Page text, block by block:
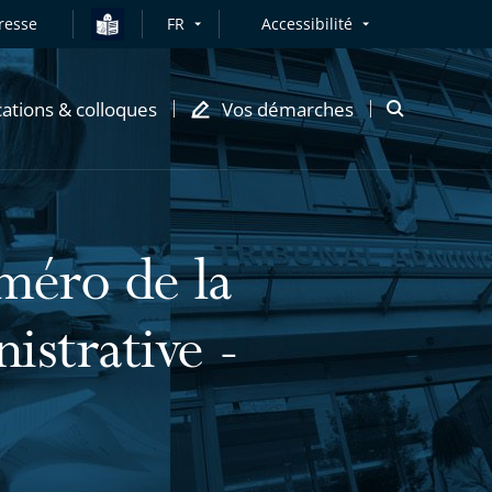
FR Accessibilité
& colloques Vos démarches
Ouvrir
la
modale
de
recherche
de la
-